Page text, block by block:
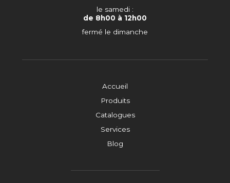
Accueil
Produits
Catalogues
Services
Blog
le samedi :
de 8h00 à 12h00
fermé le dimanche